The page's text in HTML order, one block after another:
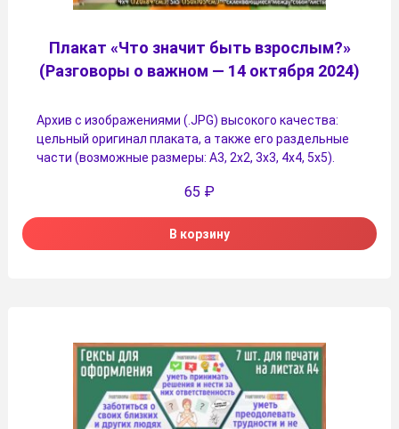
Плакат «Что значит быть взрослым?»
(Разговоры о важном — 14 октября 2024)
Архив с изображениями (.JPG) высокого качества:
цельный оригинал плаката, а также его раздельные
части (возможные размеры: А3, 2х2, 3х3, 4х4, 5х5).
65 ₽
В корзину